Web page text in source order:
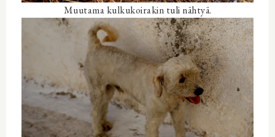
Muutama kulkukoirakin tuli nähtyä.